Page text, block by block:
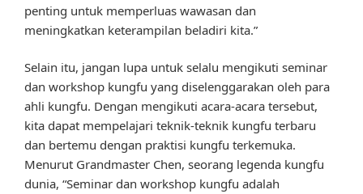
penting untuk memperluas wawasan dan
meningkatkan keterampilan beladiri kita.”
Selain itu, jangan lupa untuk selalu mengikuti seminar
dan workshop kungfu yang diselenggarakan oleh para
ahli kungfu. Dengan mengikuti acara-acara tersebut,
kita dapat mempelajari teknik-teknik kungfu terbaru
dan bertemu dengan praktisi kungfu terkemuka.
Menurut Grandmaster Chen, seorang legenda kungfu
dunia, “Seminar dan workshop kungfu adalah